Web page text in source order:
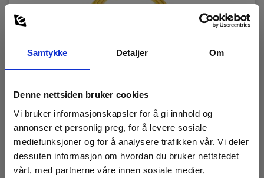
Samtykke Detaljer Om
Denne nettsiden bruker cookies
Vi bruker informasjonskapsler for å gi innhold og
annonser et personlig preg, for å levere sosiale
mediefunksjoner og for å analysere trafikken vår. Vi deler
dessuten informasjon om hvordan du bruker nettstedet
vårt, med partnerne våre innen sosiale medier,
Metrel A1808 HV-testledning, sort, 2 m